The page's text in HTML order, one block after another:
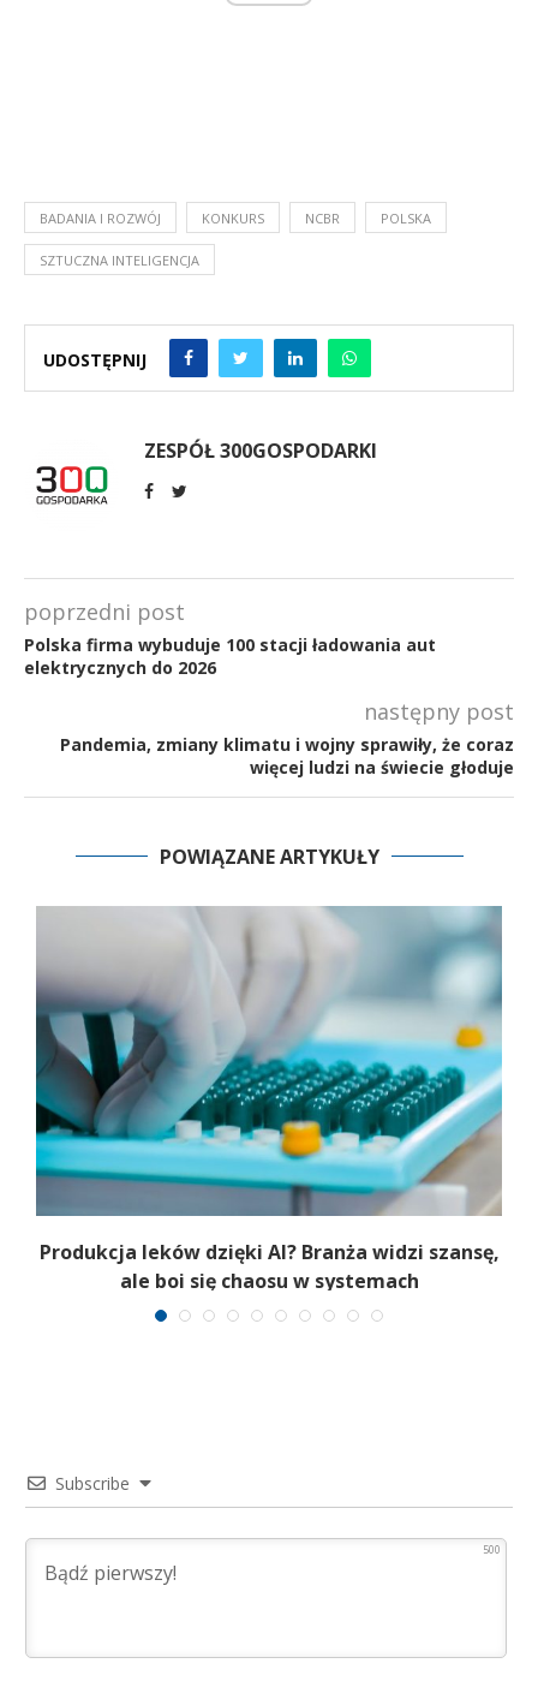
BADANIA I ROZWÓJ KONKURS NCBR POLSKA
SZTUCZNA INTELIGENCJA
UDOSTĘPNIJ
ZESPÓŁ 300GOSPODARKI
poprzedni post
Polska firma wybuduje 100 stacji ładowania aut
elektrycznych do 2026
następny post
Pandemia, zmiany klimatu i wojny sprawiły, że coraz
więcej ludzi na świecie głoduje
POWIĄZANE ARTYKUŁY
Produkcja leków dzięki AI? Branża widzi szansę,
ale boi się chaosu w systemach
Subscribe
500